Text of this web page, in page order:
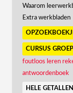
Waarom
Extra werkbladen
cursus
foutloos leren
antwoordenboek
hele getallen